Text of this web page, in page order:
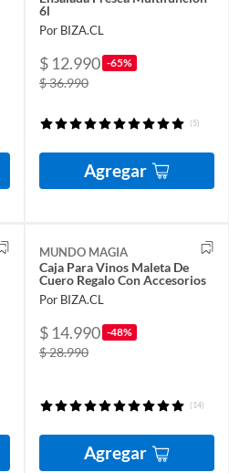
6l
Por BIZA.CL
$ 12.990 -65%
$ 36.990
(5)
Agregar
MUNDO MAGIA
Caja Para Vinos Maleta De
Cuero Regalo Con Accesorios
Por BIZA.CL
$ 14.990 -48%
$ 28.990
(14)
Agregar